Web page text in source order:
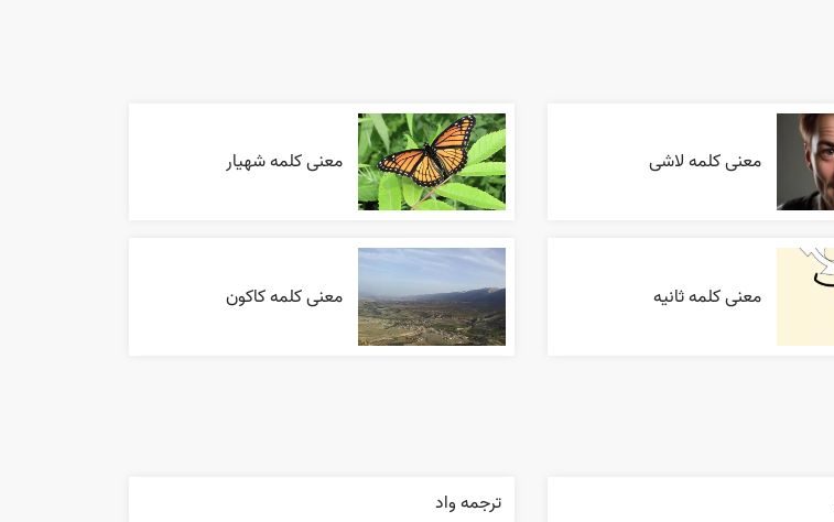
معنی کلمه لاشی معنی کلمه شهیار
معنی کلمه ثانیه معنی کلمه کاکون
ترجمه واد